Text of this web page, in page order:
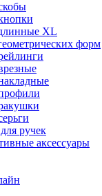
XL
форм
ручек
аксессуары